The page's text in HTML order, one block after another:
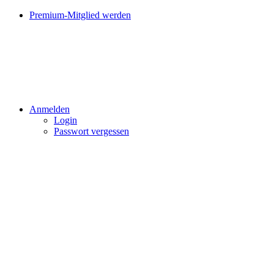
Premium-Mitglied werden
Anmelden
Login
Passwort vergessen